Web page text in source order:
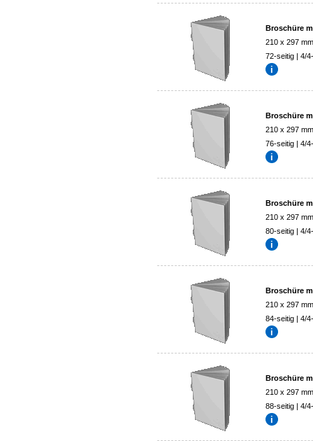
Broschüre
210 x 297 mm
72-seitig | 4/
Broschüre
210 x 297 mm
76-seitig | 4/
Broschüre
210 x 297 mm
80-seitig | 4/
Broschüre
210 x 297 mm
84-seitig | 4/
Broschüre
210 x 297 mm
88-seitig | 4/